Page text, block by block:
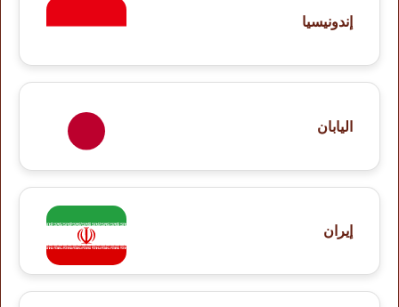
إندونيسيا
اليابان
إيران